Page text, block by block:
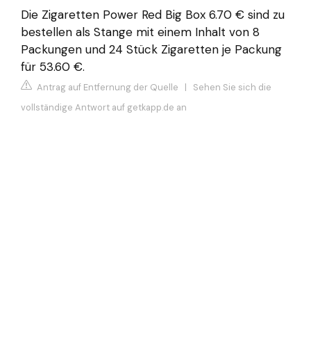
Die Zigaretten Power Red Big Box 6.70 € sind zu
bestellen als Stange mit einem Inhalt von 8
Packungen und 24 Stück Zigaretten je Packung
für 53.60 €.
Antrag auf Entfernung der Quelle | Sehen Sie sich die
vollständige Antwort auf getkapp.de an